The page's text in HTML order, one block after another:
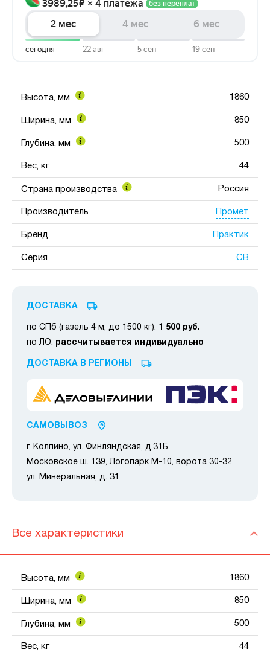
Высота, мм 1860
Ширина, мм 850
Глубина, мм 500
Вес, кг 44
Страна производства Россия
Производитель Промет
Бренд Практик
Серия СВ
ДОСТАВКА
по СПб (газель 4 м, до 1500 кг): 1 500 руб.
по ЛО: рассчитывается индивидуально
ДОСТАВКА В РЕГИОНЫ
САМОВЫВОЗ
г. Колпино, ул. Финляндская, д.31Б
Московское ш. 139, Логопарк М-10, ворота 30-32
ул. Минеральная, д. 31
Все характеристики
Высота, мм 1860
Ширина, мм 850
Глубина, мм 500
Вес, кг 44